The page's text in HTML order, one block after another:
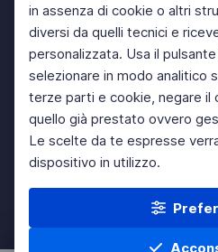
in assenza di cookie o altri
diversi da quelli tecnici e
personalizzata. Usa il pulsante
selezionare in modo analitico
terze parti e cookie, negare il
quello già prestato ovvero
Le scelte da te espresse
dispositivo in utilizzo.